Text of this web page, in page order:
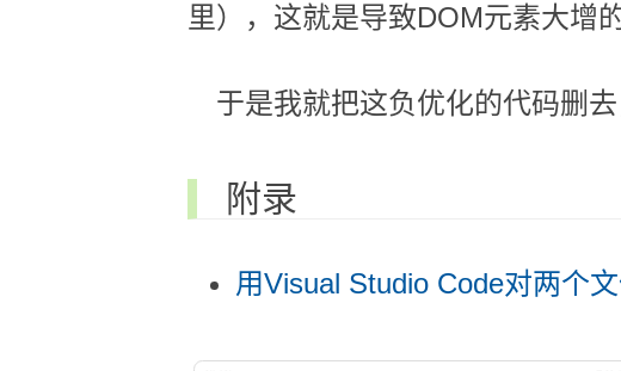
里），这就是导致DOM元素大增
于是我就把这负优化的代码删去
附录
用Visual Studio Code对两个